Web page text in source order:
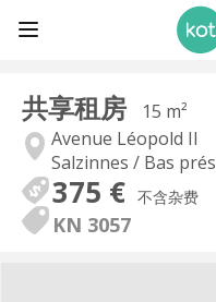
共享租房
15 m²
Avenue Léopold II
Salzinnes / Bas prés
375 € 不含杂费
KN 3057